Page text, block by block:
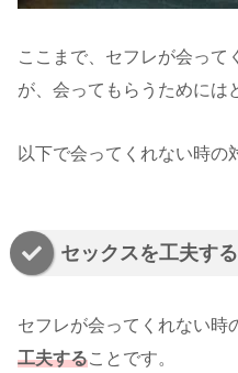
ここまで、セフレが会って
が、会ってもらうためには
以下で会ってくれない時の
セックスを工夫する
セフレが会ってくれない時
工夫することです。